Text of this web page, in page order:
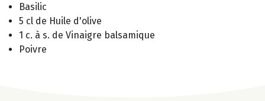
Basilic
5 cl de Huile d'olive
1 c. à s. de Vinaigre balsamique
Poivre